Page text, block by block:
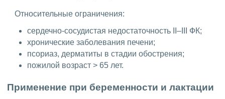
Относительные ограничения:
сердечно-сосудистая недостаточность II–III ФК;
хронические заболевания печени;
псориаз, дерматиты в стадии обострения;
пожилой возраст > 65 лет.
Применение при беременности и лактации